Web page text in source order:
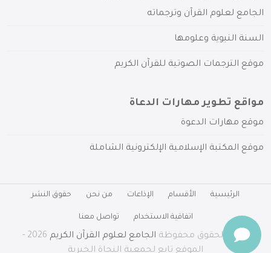
الجامع لعلوم القرآن وترجماته
السنة النبوية وعلومها
موقع الترجمات الصوتية للقرآن الكريم
مواقع تطوير مهارات الدعاة
موقع مهارات الدعوة
موقع المكتبة الإسلامية الإلكترونية الشاملة
الرئيسية الأقسام الإذاعات من نحن حقوق النشر
اتفاقية الاستخدام تواصل معنا
جميع الحقوق محفوظة الجامع لعلوم القرآن الكريم
2026 -
الموقع تابع لجمعية النجاة الخيرية